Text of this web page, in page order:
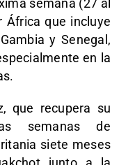
semana (27 al
África que incluye
y Senegal,
en la
que recupera su
semanas de
siete meses